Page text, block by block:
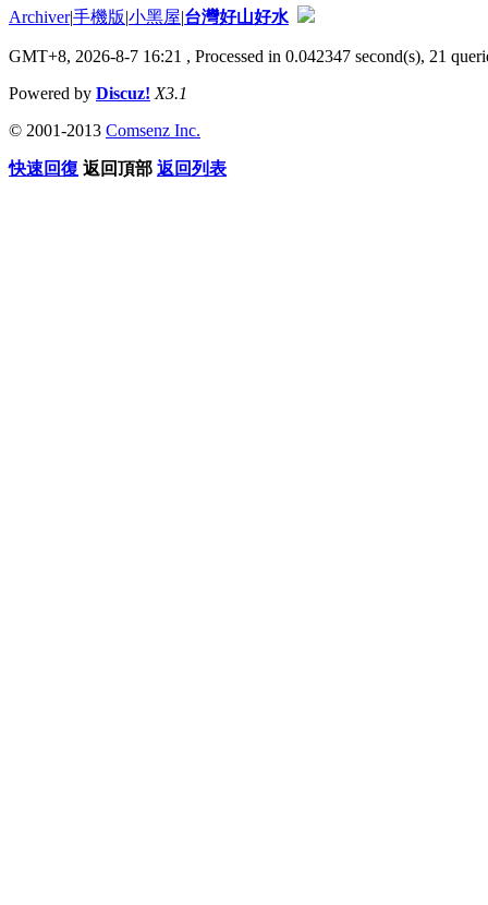
Archiver|手機版|小黑屋|台灣好山好水
GMT+8, 2026-8-7 16:21 , Processed in 0.042347 second(s), 21
Powered by Discuz! X3.1
© 2001-2013 Comsenz Inc.
快速回復 返回頂部 返回列表